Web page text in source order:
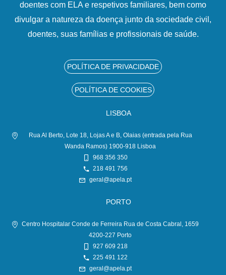
doentes com ELA e respetivos familiares, bem como
divulgar a natureza da doença junto da sociedade civil,
doentes, suas famílias e profissionais de saúde.
POLÍTICA DE PRIVACIDADE
POLÍTICA DE COOKIES
LISBOA
Rua Al Berto, Lote 18, Lojas A e B, Olaias (entrada pela Rua
Wanda Ramos) 1900-918 Lisboa
968 356 350
218 491 756
geral@apela.pt
PORTO
Centro Hospitalar Conde de Ferreira Rua de Costa Cabral, 1659
4200-227 Porto
927 609 218
225 491 122
geral@apela.pt